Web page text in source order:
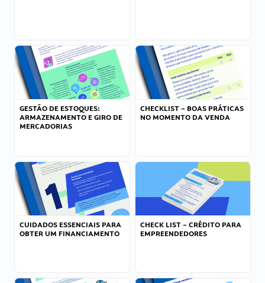
GESTÃO DE ESTOQUES:
ARMAZENAMENTO E GIRO DE
MERCADORIAS
CHECKLIST – BOAS PRÁTICAS
NO MOMENTO DA VENDA
CUIDADOS ESSENCIAIS PARA
OBTER UM FINANCIAMENTO
CHECK LIST – CRÉDITO PARA
EMPREENDEDORES